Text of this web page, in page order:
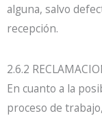
alguna, salvo
recepción.
2.6.2
En cuanto a la
proceso de